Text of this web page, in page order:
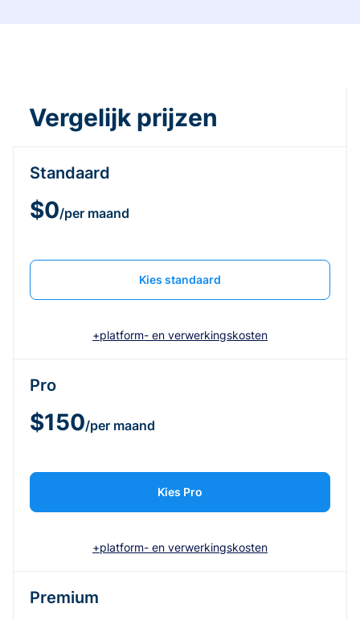
Vergelijk prijzen
Standaard
$0/per maand
Kies standaard
+platform- en verwerkingskosten
Pro
$150/per maand
Kies Pro
+platform- en verwerkingskosten
Premium